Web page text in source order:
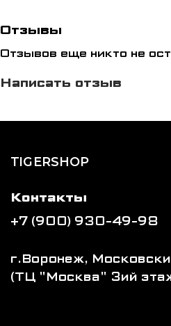
Отзывы
Отзывов еще никто не
Написать отзыв
TIGERSHOP
Контакты
+7 (900) 930-49-98
г.Воронеж,
(ТЦ "Москва" 3ий